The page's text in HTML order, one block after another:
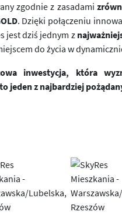
zgodnie z zasadami
. Dzięki połączeniu
jest dziś jednym z
do życia w
inwestycja, która
jeden z najbardziej